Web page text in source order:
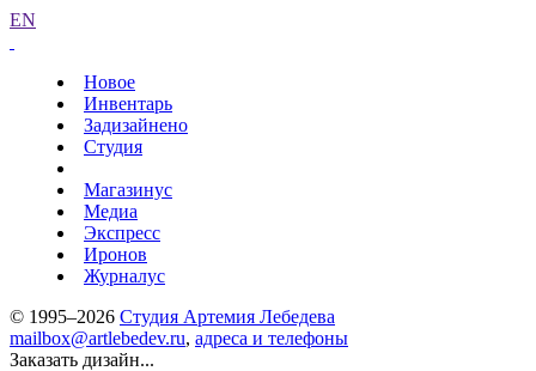
EN
Новое
Инвентарь
Задизайнено
Студия
Магазинус
Медиа
Экспресс
Иронов
Журналус
© 1995–2026 Студия Артемия Лебедева
mailbox@artlebedev.ru, адреса и телефоны
Заказать дизайн...